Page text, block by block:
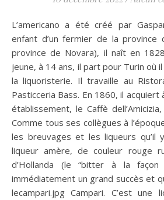
L’americano a été créé par Gaspare Campari. Dixième
enfant d’un fermier de la province
province de Novara), il naît en
jeune, à 14 ans, il part pour Turin où
la liquoristerie. Il travaille au
Pasticceria Bass. En 1860, il
établissement, le Caffè dell’Amicizia,
Comme tous ses collègues à
les breuvages et les liqueurs qu’il
liqueur amère, de couleur rouge
d’Hollanda (le “bitter à la façon
immédiatement un grand succès et
lecampari.jpg Campari. C’est une